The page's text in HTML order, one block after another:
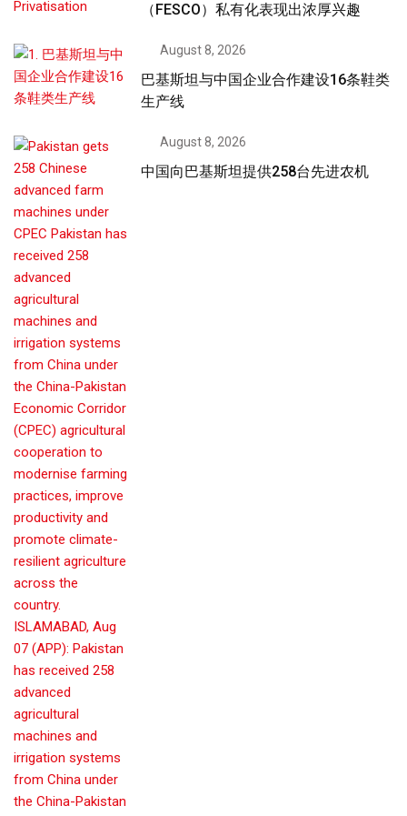
（FESCO）私有化表现出浓厚兴趣
August 8, 2026
巴基斯坦与中国企业合作建设16条鞋类
生产线
August 8, 2026
中国向巴基斯坦提供258台先进农机